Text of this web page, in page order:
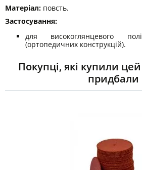
Матеріал: повсть.
Застосування:
для високоглянцевого
(ортопедичних конструкцій).
Покупці, які купили
придбали